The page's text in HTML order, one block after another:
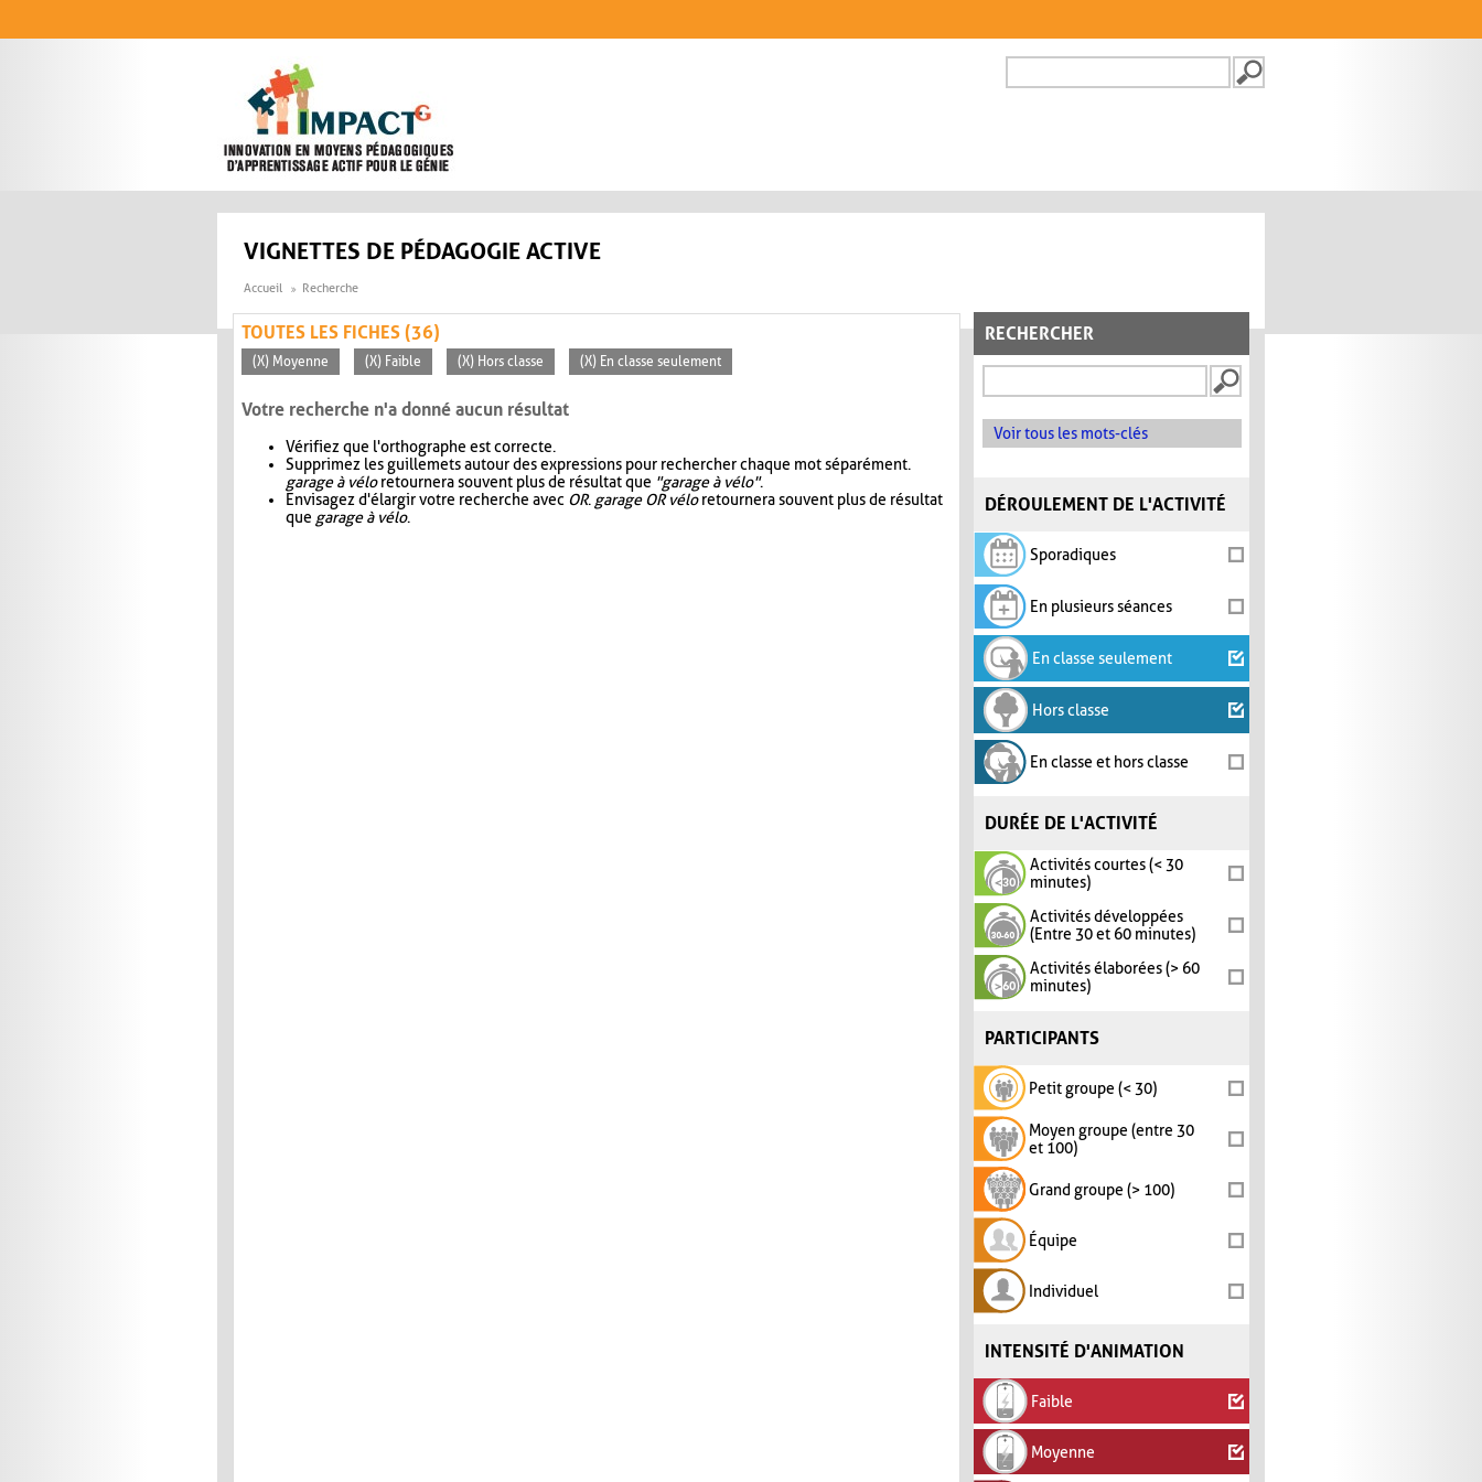
FORMULAIRE DE
VIGNETTES DE PÉDAGOGIE ACTIVE
Accueil Recherche
RECHERCHER
Voir tous les mots-clés
DÉROULEMENT DE L'ACTIVITÉ
Sporadiques
En plusieurs séances
En classe seulement
Hors classe
En classe et hors classe
DURÉE DE L'ACTIVITÉ
Activités courtes (< 30
minutes)
Activités développées
(Entre 30 et 60 minutes)
Activités élaborées (> 60
minutes)
PARTICIPANTS
Petit groupe (< 30)
Moyen groupe (entre 30
et 100)
Grand groupe (> 100)
Équipe
Individuel
INTENSITÉ D'ANIMATION
Faible
Moyenne
TOUTES LES FICHES (36)
(X) Moyenne (X) Faible (X) Hors classe (X) En classe seulement
Votre recherche n'a donné aucun résultat
Vérifiez que l'orthographe est correcte.
Supprimez les guillemets autour des expressions pour rechercher chaque mot séparément.
garage à véloretournera souvent plus de résultat que "garage à vélo".
Envisagez d'élargir votre recherche avec OR. garage OR véloretournera souvent plus de résultat
que garage à vélo.